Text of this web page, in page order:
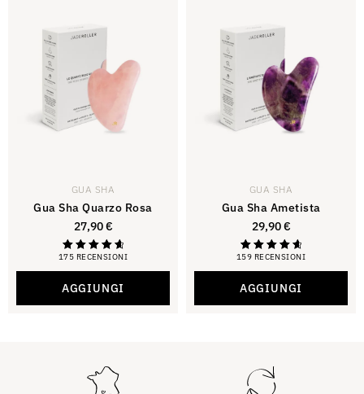
GUA SHA
Gua Sha Quarzo Rosa
27,90€
175 RECENSIONI
Valutazione
AGGIUNGI
GUA SHA
Gua Sha Ametista
29,90€
159 RECENSIONI
Valutazione
AGGIUNGI